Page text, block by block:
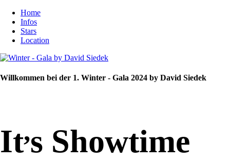
Home
Infos
Stars
Location
Willkommen bei der 1. Winter - Gala 2024 by David Siedek
It,s Showtime